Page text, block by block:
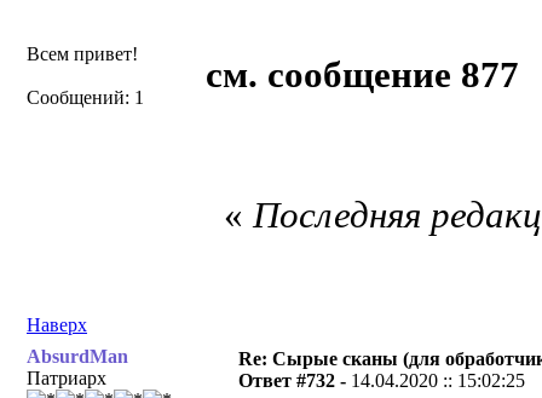
Всем привет!
Сообщений: 1
см. сообщение 877
Наверх
«Последняя
AbsurdMan
Патриарх
Re: Сырые сканы (для
Ответ #732 - 14.04.2020 :: 15:02:25